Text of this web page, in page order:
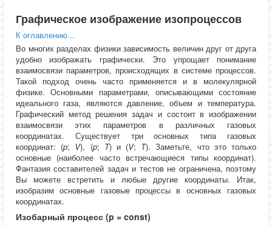
Графическое изображение изопроцессов
К оглавлению...
Во многих разделах физики зависимость величин друг от друга
удобно изображать графически. Это упрощает понимание
взаимосвязи параметров, происходящих в системе процессов.
Такой подход очень часто применяется и в молекулярной
физике. Основными параметрами, описывающими состояние
идеального газа, являются давление, объем и температура.
Графический метод решения задач и состоит в изображении
взаимосвязи этих параметров в различных газовых
координатах. Существует три основных типа газовых
координат: (p; V), (p; T) и (V; T). Заметьте, что это только
основные (наиболее часто встречающиеся типы координат).
Фантазия составителей задач и тестов не ограничена, поэтому
Вы можете встретить и любые другие координаты. Итак,
изобразим основные газовые процессы в основных газовых
координатах.
Изобарный процесс (p = const)